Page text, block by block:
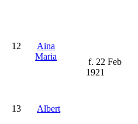
12
Aina
Maria
f. 22 Feb
1921
13 Albert